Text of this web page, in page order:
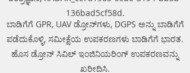
helps in detection of buried
utilities (pipes, cables, etc.) for
excavation planning and damage
avoidance. Ground Penetrating
Radar Provider Companies Survey,
Underground Utility Scanner
136bad5cf58d.
ಬಾಡಿಗೆಗೆ GPR, UAV ಡ್ರೋನ್‌ಗಳು, DGPS ಅನ್ನು ಬಾಡಿಗೆಗೆ
ಪಡೆದುಕೊಳ್ಳಿ, ಸಮೀಕ್ಷೆಯ ಉಪಕರಣಗಳು ಬಾಡಿಗೆಗೆ ಭಾರತ.
ಹೊಸ ಡ್ರೋನ್ ಸಿವಿಲ್ ಇಂಜಿನಿಯರಿಂಗ್ ಉಪಕರಣವನ್ನು
ಖರೀದಿಸಿ.